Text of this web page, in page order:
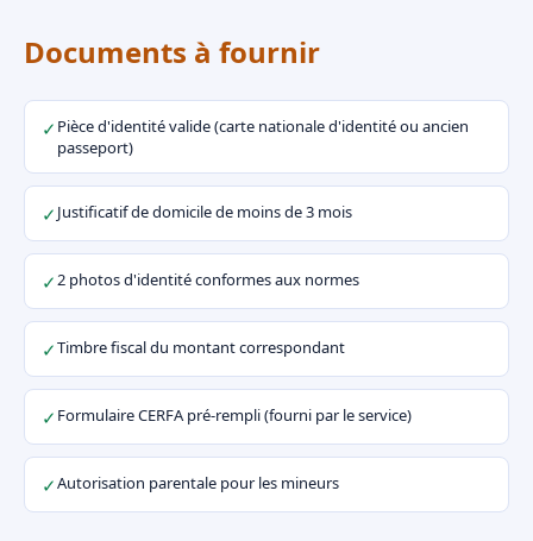
Documents à fournir
✓ Pièce d'identité valide (carte nationale d'identité ou ancien
passeport)
✓Justificatif de domicile de moins de 3 mois
✓2 photos d'identité conformes aux normes
✓Timbre fiscal du montant correspondant
✓ Formulaire CERFA pré-rempli (fourni par le service)
✓Autorisation parentale pour les mineurs